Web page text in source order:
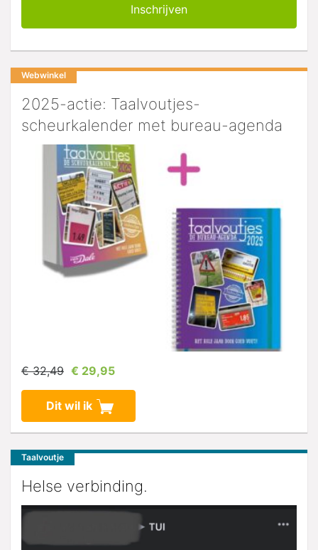
Webwinkel
2025-actie: Taalvoutjes-
scheurkalender met bureau-agenda
€ 32,49 € 29,95
Dit wil ik
Taalvoutje
Helse verbinding.